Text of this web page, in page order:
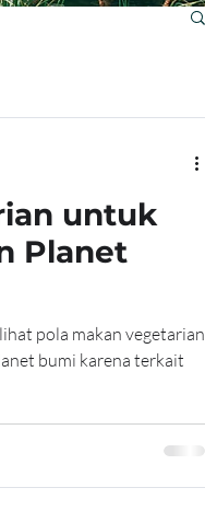
untuk
Planet
pola makan vegetarian
bumi karena terkait